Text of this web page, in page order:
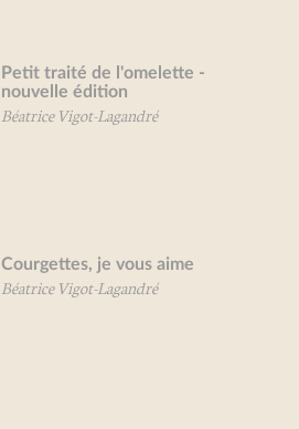
Petit traité de l'omelette -
nouvelle édition
Béatrice Vigot-Lagandré
Courgettes, je vous aime
Béatrice Vigot-Lagandré